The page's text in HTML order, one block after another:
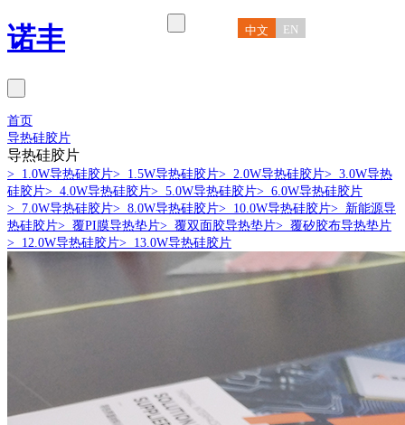
诺丰 中文 EN
首页
导热硅胶片
导热硅胶片
> 1.0W导热硅胶片> 1.5W导热硅胶片> 2.0W导热硅胶片> 3.0W导热
硅胶片> 4.0W导热硅胶片> 5.0W导热硅胶片> 6.0W导热硅胶片
> 7.0W导热硅胶片> 8.0W导热硅胶片> 10.0W导热硅胶片> 新能源导
热硅胶片> 覆PI膜导热垫片> 覆双面胶导热垫片> 覆矽胶布导热垫片
> 12.0W导热硅胶片> 13.0W导热硅胶片